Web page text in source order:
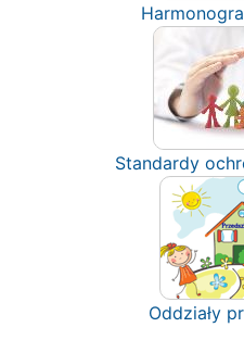
Standardy
Oddziały